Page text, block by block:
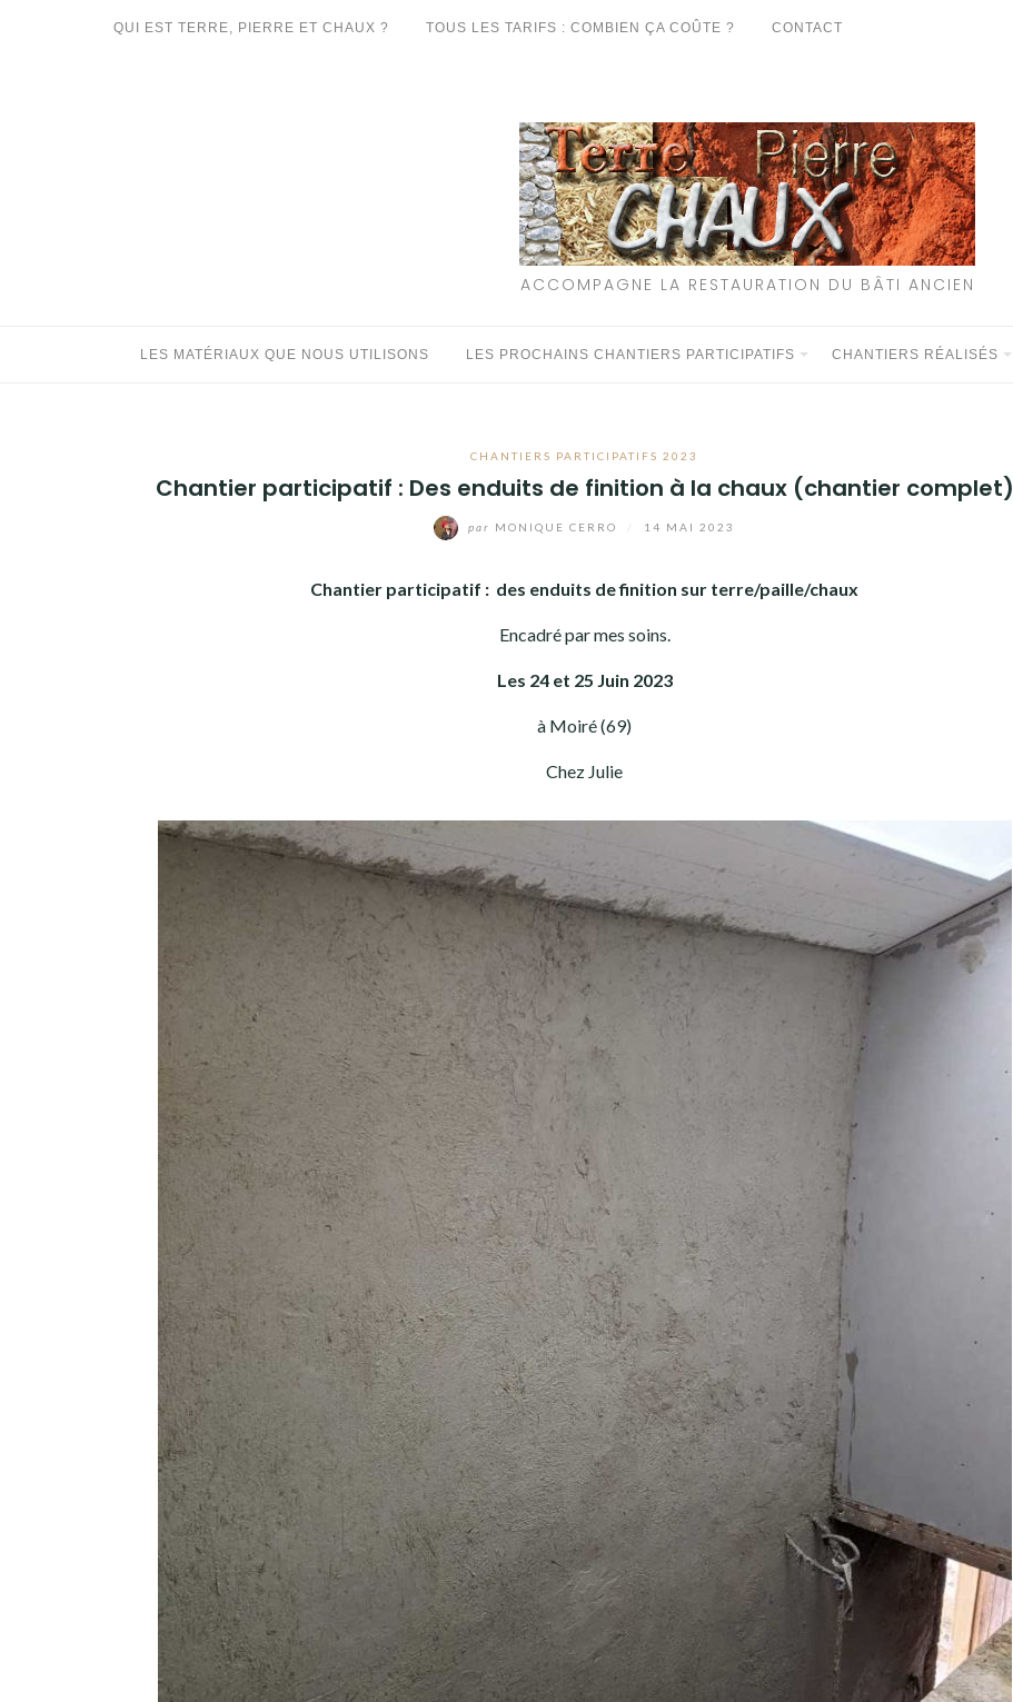
QUI EST TERRE, PIERRE ET CHAUX ? TOUS LES TARIFS : COMBIEN ÇA COÛTE ? CONTACT
ACCOMPAGNE LA RESTAURATION DU BÂTI ANCIEN
LES MATÉRIAUX QUE NOUS UTILISONS LES PROCHAINS CHANTIERS PARTICIPATIFS CHANTIERS RÉALISÉS
CHANTIERS PARTICIPATIFS 2023
Chantier participatif : Des enduits de finition à la chaux (chantier complet)
par MONIQUE CERRO 14 MAI 2023
Chantier participatif : des enduits de finition sur terre/paille/chaux
Encadré par mes soins.
Les 24 et 25 Juin 2023
à Moiré (69)
Chez Julie